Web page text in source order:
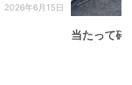
2026年6月15日
当たって砕